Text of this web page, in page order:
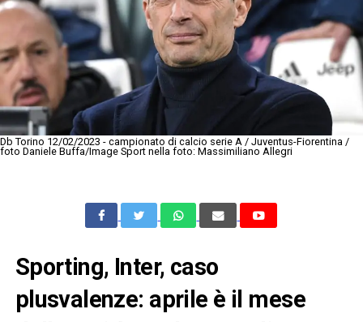
Db Torino 12/02/2023 - campionato di calcio serie A / Juventus-Fiorentina /
foto Daniele Buffa/Image Sport nella foto: Massimiliano Allegri
Sporting, Inter, caso
plusvalenze: aprile è il mese